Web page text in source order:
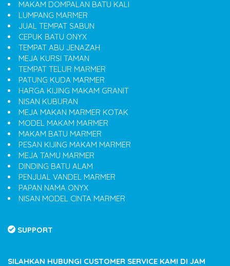
MAKAM DOMPALAN BATU KALI
LUMPANG MARMER
JUAL TEMPAT SABUN
CEPUK BATU ONYX
TEMPAT ABU JENAZAH
MEJA KURSI TAMAN
TEMPAT TELUR MARMER
PATUNG KUDA MARMER
HARGA KIJING MAKAM GRANIT
NISAN KUBURAN
MEJA MAKAN MARMER KOTAK
MODEL MAKAM MARMER
MAKAM BATU MARMER
PESAN KIJING MAKAM MARMER
MEJA TAMU MARMER
DINDING BATU ALAM
PENJUAL VANDEL MARMER
PAPAN NAMA ONYX
NISAN MODEL CINTA MARMER
SUPPORT
SILAHKAN HUBUNGI CUSTOMER SERVICE KAMI DI JAM